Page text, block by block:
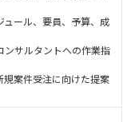
ュール、要員、予算、成
ンサルタントへの作業指
規案件受注に向けた提案